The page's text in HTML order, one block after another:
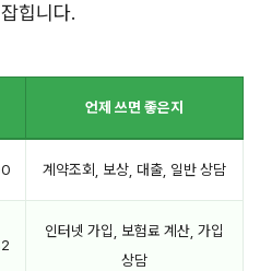
힙니다.
언제 쓰면 좋은지
계약조회, 보상, 대출, 일반 상담
인터넷 가입, 보험료 계산, 가입
상담